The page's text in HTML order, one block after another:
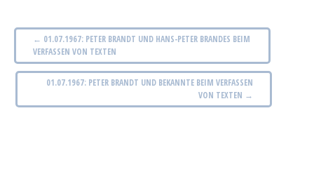
← 01.07.1967: PETER BRANDT UND HANS-PETER BRANDES BEIM
VERFASSEN VON TEXTEN
01.07.1967: PETER BRANDT UND BEKANNTE BEIM VERFASSEN
VON TEXTEN →